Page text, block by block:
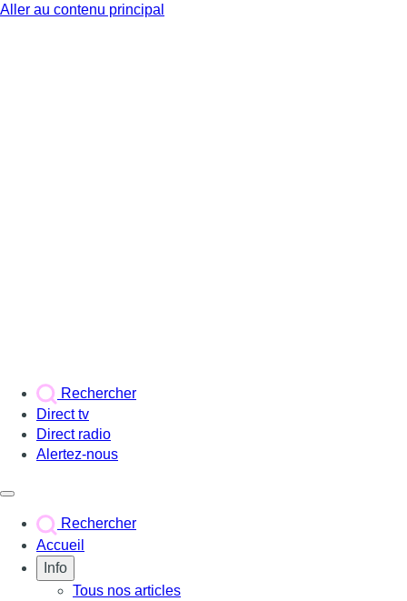
Aller au contenu principal
Rechercher
Direct tv
Direct radio
Alertez-nous
Rechercher
Accueil
Info
Tous nos articles